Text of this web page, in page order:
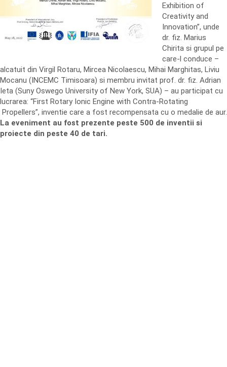
Exhibition of
Creativity and
Innovation”, unde
dr. fiz. Marius
Chirita si grupul pe
care-l conduce –
alcatuit din Virgil Rotaru, Mircea Nicolaescu, Mihai Marghitas, Liviu
Mocanu (INCEMC Timisoara) si membru invitat prof. dr. fiz. Adrian
Ieta (Suny Oswego University of New York, SUA) – au participat cu
lucrarea: “First Rotary Ionic Engine with Contra-Rotating
Propellers”, inventie care a fost recompensata cu o medalie de aur.
La eveniment au fost prezente peste 500 de inventii si
proiecte din peste 40 de tari.